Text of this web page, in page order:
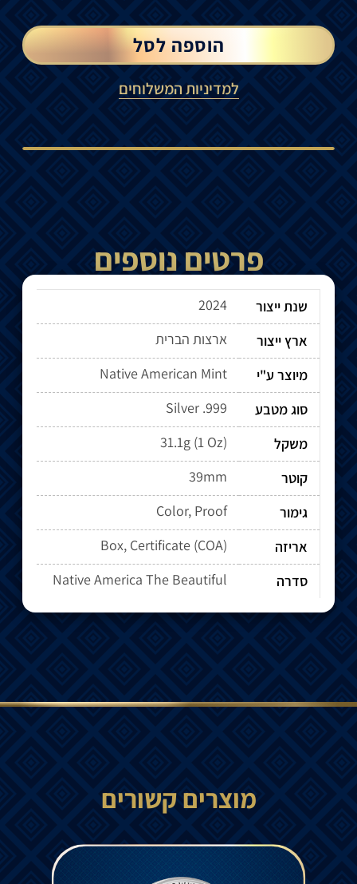
הוספה לסל
למדיניות המשלוחים
פרטים נוספים
שנת ייצור
2024
ארץ ייצור
ארצות הברית
מיוצר ע"י
Native American Mint
סוג מטבע
Silver .999
משקל
31.1g (1 Oz)
קוטר
39mm
גימור
Color, Proof
אריזה
Box, Certificate (COA)
סדרה
Native America The Beautiful
מוצרים קשורים